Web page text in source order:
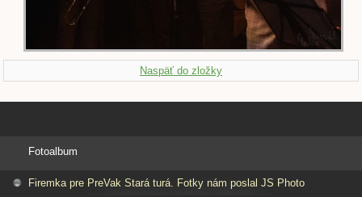
Naspäť do zložky
Fotoalbum
Firemka pre PreVak Stará turá. Fotky nám poslal JS Photo